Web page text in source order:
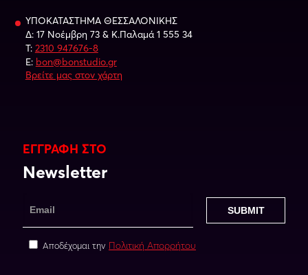
ΥΠΟΚΑΤΑΣΤΗΜΑ ΘΕΣΣΑΛΟΝΙΚΗΣ
Δ: 17 Νοέμβρη 73 & Κ.Παλαμά 1 555 34
Τ: 2310 947676-8
E: bon@bonstudio.gr
Βρείτε μας στον χάρτη
ΕΓΓΡΑΦΗ ΣΤΟ
Newsletter
Αποδέχομαι την Πολιτική Απορρήτου